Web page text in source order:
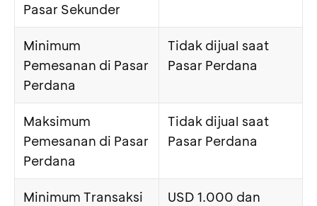
Pasar Sekunder
Minimum
Pemesanan di Pasar
Perdana
Tidak dijual saat
Pasar Perdana
Maksimum
Pemesanan di Pasar
Perdana
Tidak dijual saat
Pasar Perdana
Minimum Transaksi
USD 1.000 dan